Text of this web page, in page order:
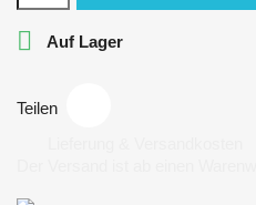
 Auf Lager
Teilen